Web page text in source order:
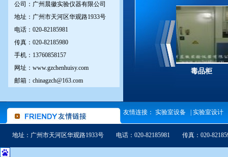
公司：广州晨徽实验仪器有限公司
地址：广州市天河区华观路1933号
电话：020-82185981
传真：020-82185980
手机：13760858157
网址：www.gzchenhuisy.com
邮箱：chinagzch@163.com
工作台 钢木中央台 毒品柜
友情连接： 实验室设备| 实验室设计
地址：广州市天河区华观路1933号 电话：020-82185981 传真：020-